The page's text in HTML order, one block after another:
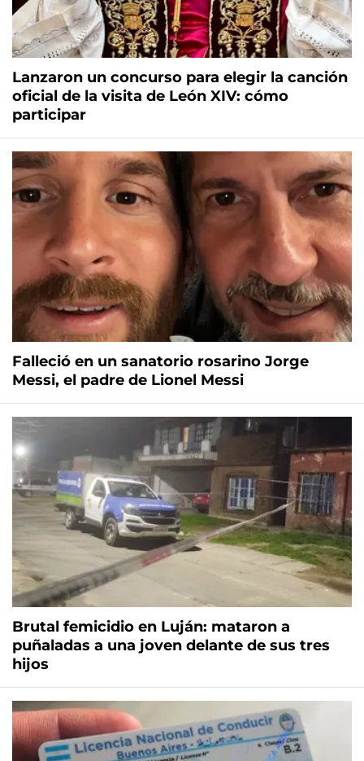
Lanzaron un concurso para elegir la canción
oficial de la visita de León XIV: cómo
participar
Falleció en un sanatorio rosarino Jorge
Messi, el padre de Lionel Messi
Brutal femicidio en Luján: mataron a
puñaladas a una joven delante de sus tres
hijos